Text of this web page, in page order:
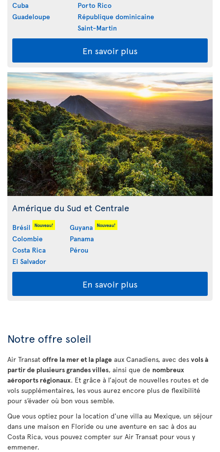
Cuba
Guadeloupe
Porto Rico
République dominicaine
Saint-Martin
En savoir plus
Amérique du Sud et Centrale
Brésil Nouveau!
Colombie
Costa Rica
El Salvador
Guyana Nouveau!
Panama
Pérou
En savoir plus
Notre offre soleil
Air Transat offre la mer et la plage aux Canadiens, avec des vols à
partir de plusieurs grandes villes, ainsi que de nombreux
aéroports régionaux. Et grâce à l’ajout de nouvelles routes et de
vols supplémentaires, les vous aurez encore plus de flexibilité
pour s’évader où bon vous semble.
Que vous optiez pour la location d'une villa au Mexique, un séjour
dans une maison en Floride ou une aventure en sac à dos au
Costa Rica, vous pouvez compter sur Air Transat pour vous y
emmener.